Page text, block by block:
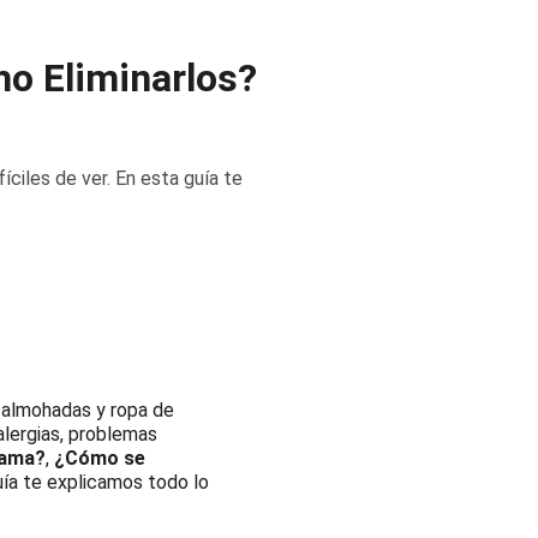
Eliminarlos?
de ver. En esta guía te
y ropa de
problemas
, ¿Cómo se
te explicamos todo lo